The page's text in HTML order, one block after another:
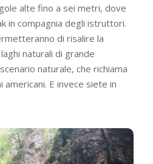
alte fino a sei metri, dove
in compagnia degli istruttori.
di risalire la
naturali di grande
naturale, che richiama
americani. E invece siete in